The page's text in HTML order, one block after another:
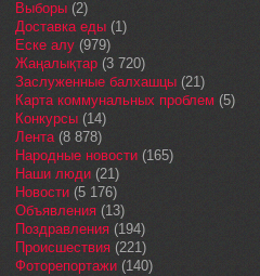
Выборы (2)
Доставка еды (1)
Еске алу (979)
Жаңалықтар (3 720)
Заслуженные балхашцы (21)
Карта коммунальных проблем (5)
Конкурсы (14)
Лента(8 878)
Народные новости (165)
Наши люди (21)
Новости (5 176)
Объявления (13)
Поздравления (194)
Происшествия (221)
Фоторепортажи (140)